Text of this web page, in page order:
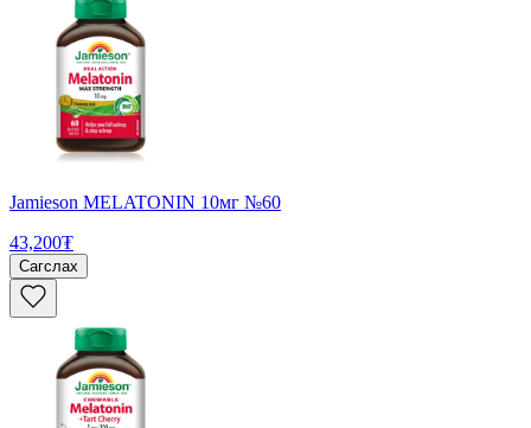
Jamieson MELATONIN 10мг №60
43,200₮
Сагслах